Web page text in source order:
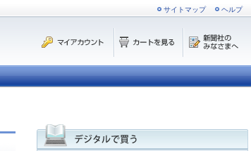
サイトマップ ヘルプ